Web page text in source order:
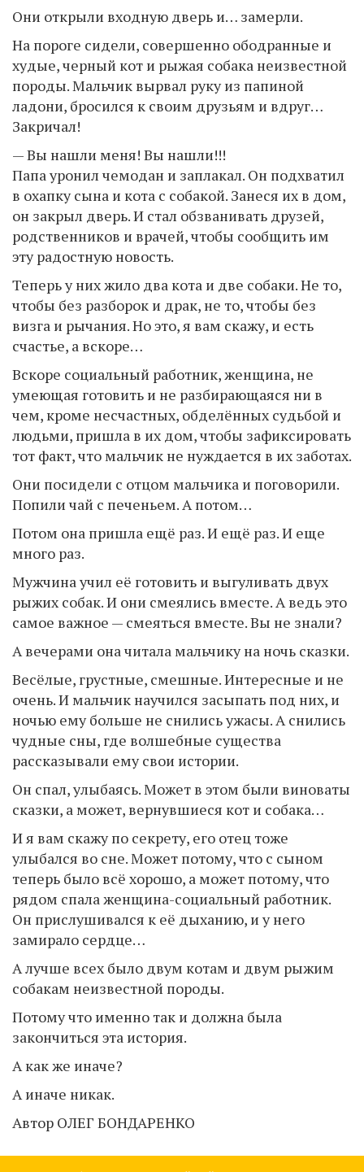
Они открыли входную дверь и… замерли.
На пороге сидели, совершенно ободранные и
худые, черный кот и рыжая собака неизвестной
породы. Мальчик вырвал руку из папиной
ладони, бросился к своим друзьям и вдруг…
Закричал!
— Вы нашли меня! Вы нашли!!!
Папа уронил чемодан и заплакал. Он подхватил
в охапку сына и кота с собакой. Занеся их в дом,
он закрыл дверь. И стал обзванивать друзей,
родственников и врачей, чтобы сообщить им
эту радостную новость.
Теперь у них жило два кота и две собаки. Не то,
чтобы без разборок и драк, не то, чтобы без
визга и рычания. Но это, я вам скажу, и есть
счастье, а вскоре…
Вскоре социальный работник, женщина, не
умеющая готовить и не разбирающаяся ни в
чем, кроме несчастных, обделённых судьбой и
людьми, пришла в их дом, чтобы зафиксировать
тот факт, что мальчик не нуждается в их заботах.
Они посидели с отцом мальчика и поговорили.
Попили чай с печеньем. А потом…
Потом она пришла ещё раз. И ещё раз. И еще
много раз.
Мужчина учил её готовить и выгуливать двух
рыжих собак. И они смеялись вместе. А ведь это
самое важное — смеяться вместе. Вы не знали?
А вечерами она читала мальчику на ночь сказки.
Весёлые, грустные, смешные. Интересные и не
очень. И мальчик научился засыпать под них, и
ночью ему больше не снились ужасы. А снились
чудные сны, где волшебные существа
рассказывали ему свои истории.
Он спал, улыбаясь. Может в этом были виноваты
сказки, а может, вернувшиеся кот и собака…
И я вам скажу по секрету, его отец тоже
улыбался во сне. Может потому, что с сыном
теперь было всё хорошо, а может потому, что
рядом спала женщина-социальный работник.
Он прислушивался к её дыханию, и у него
замирало сердце…
А лучше всех было двум котам и двум рыжим
собакам неизвестной породы.
Потому что именно так и должна была
закончиться эта история.
А как же иначе?
А иначе никак.
Автор ОЛЕГ БОНДАРЕНКО